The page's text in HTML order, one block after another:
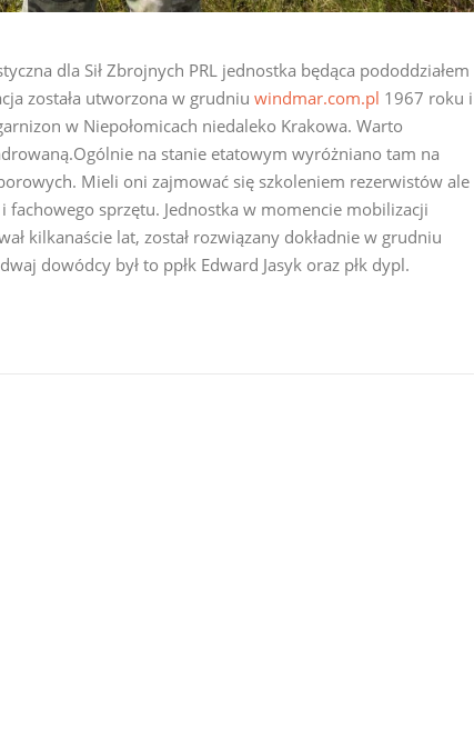
dla Sił Zbrojnych PRL jednostka będąca pododdziałem
została utworzona w grudniu windmar.com.pl 1967 roku i
w Niepołomicach niedaleko Krakowa. Warto
na stanie etatowym wyróżniano tam na
Mieli oni zajmować się szkoleniem rezerwistów ale
sprzętu. Jednostka w momencie mobilizacji
kilkanaście lat, został rozwiązany dokładnie w grudniu
dowódcy był to ppłk Edward Jasyk oraz płk dypl.